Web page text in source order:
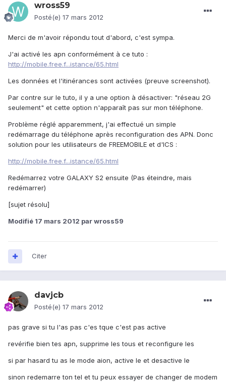
wross59
Posté(e) 17 mars 2012
Merci de m'avoir répondu tout d'abord, c'est sympa.
J'ai activé les apn conformément à ce tuto :
http://mobile.free.f...istance/65.html
Les données et l'itinérances sont activées (preuve screenshot).
Par contre sur le tuto, il y a une option à désactiver: "réseau 2G
seulement" et cette option n'apparaît pas sur mon téléphone.
Problème réglé apparemment, j'ai effectué un simple
redémarrage du téléphone après reconfiguration des APN. Donc
solution pour les utilisateurs de FREEMOBILE et d'ICS :
http://mobile.free.f...istance/65.html
Redémarrez votre GALAXY S2 ensuite (Pas éteindre, mais
redémarrer)
[sujet résolu]
Modifié 17 mars 2012 par wross59
Citer
davjcb
Posté(e) 17 mars 2012
pas grave si tu l'as pas c'es tque c'est pas active
revérifie bien tes apn, supprime les tous et reconfigure les
si par hasard tu as le mode aion, active le et desactive le
sinon redemarre ton tel et tu peux essayer de changer de modem